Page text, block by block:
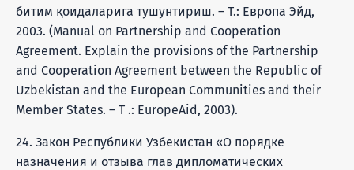
битим қоидаларига тушунтириш. – Т.: Европа Эйд,
2003. (Manual on Partnership and Cooperation
Agreement. Explain the provisions of the Partnership
and Cooperation Agreement between the Republic of
Uzbekistan and the European Communities and their
Member States. – T .: EuropeAid, 2003).
24. Закон Республики Узбекистан «О порядке
назначения и отзыва глав дипломатических